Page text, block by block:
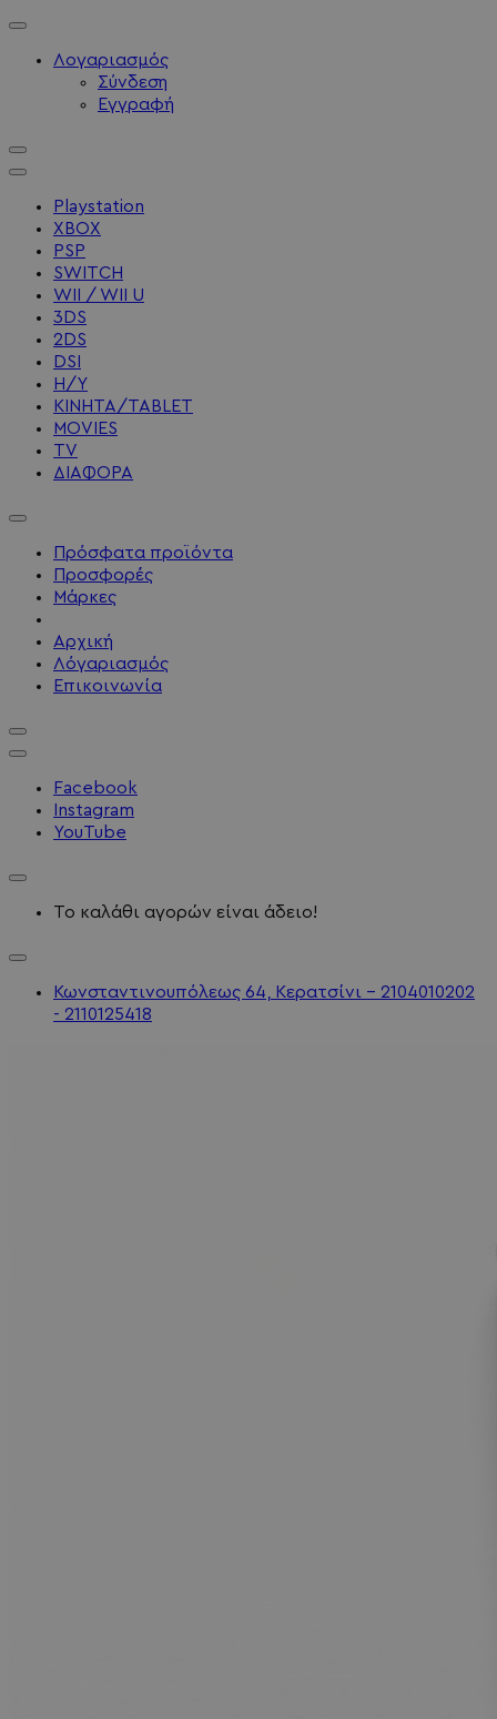
Λογαριασμός
Σύνδεση
Εγγραφή
Playstation
XBOX
PSP
SWITCH
WII / WII U
3DS
2DS
DSI
Η/Υ
ΚΙΝΗΤΑ/TABLET
MOVIES
TV
ΔΙΑΦΟΡΑ
Πρόσφατα προϊόντα
Προσφορές
Μάρκες
Αρχική
Λόγαριασμός
Επικοινωνία
Facebook
Instagram
YouTube
Το καλάθι αγορών είναι άδειο!
Κωνσταντινουπόλεως 64, Κερατσίνι - 2104010202
- 2110125418